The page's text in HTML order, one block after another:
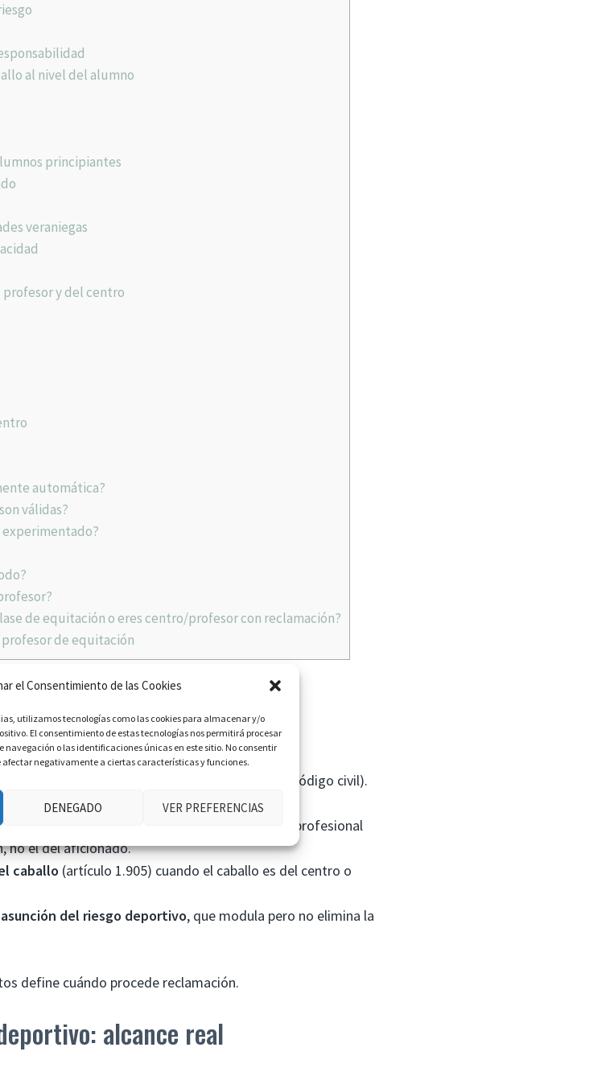
el Consentimiento de las Cookies
utilizamos tecnologías como las cookies para almacenar y/o
El consentimiento de estas tecnologías nos permitirá procesar
o las identificaciones únicas en este sitio. No consentir
negativamente a ciertas características y funciones.
DENEGADO VER PREFERENCIAS
al nivel del alumno
principiantes
veraniegas
y del centro
automática?
válidas?
experimentado?
de equitación o eres centro/profesor con reclamación?
de equitación
del profesor
y centro hípico/profesor (artículo 1.544 del Código civil).
con la diligencia profesional debida.
y 1.104 del Código civil). El estándar es el del profesional
no el del aficionado.
caballo (artículo 1.905) cuando el caballo es del centro o
del riesgo deportivo, que modula pero no elimina la
define cuándo procede reclamación.
alcance real